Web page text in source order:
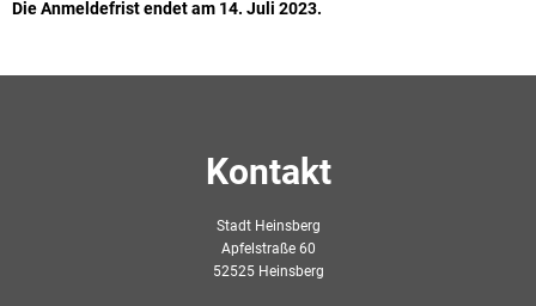
Die Anmeldefrist endet am 14. Juli 2023.
Kontakt
Stadt Heinsberg
Apfelstraße 60
52525 Heinsberg